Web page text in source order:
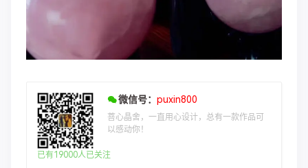
微信号： puxin800
菩心晶舍，一直用心设计，总有一款作品可
以感动你！
已有19000人已关注